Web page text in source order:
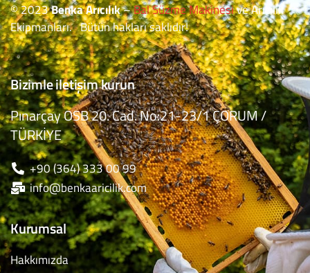
© 2023Benka Arıcılık–Bal Süzme Makinesive Arıcılık
Ekipmanları. Bütün hakları saklıdır!
Bizimle iletişim kurun
Pınarçay OSB 20. Cad. No:21-23/1 ÇORUM /
TÜRKİYE
+90 (364) 333 00 99
info@benkaaricilik.com
Kurumsal
Hakkımızda